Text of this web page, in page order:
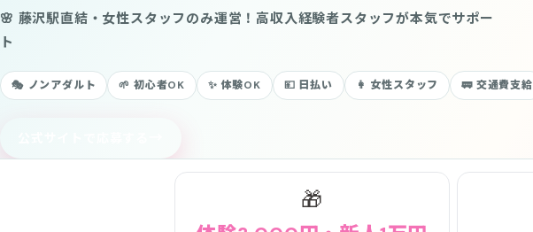
🌸 藤沢駅直結・女性スタッフのみ運営！高収入経験者スタッフが本気でサポー
ト
🎭 ノンアダルト 🌱 初心者OK ✨ 体験OK 💴 日払い 👩 女性スタッフ 🚃 交通費支給
🎁